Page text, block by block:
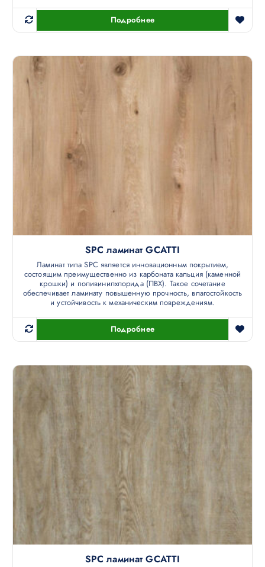
Подробнее
SPC ламинат GCATTI
Ламинат типа SPC является инновационным покрытием,
состоящим преимущественно из карбоната кальция (каменной
крошки) и поливинилхлорида (ПВХ). Такое сочетание
обеспечивает ламинату повышенную прочность, влагостойкость
и устойчивость к механическим повреждениям.
Подробнее
SPC ламинат GCATTI